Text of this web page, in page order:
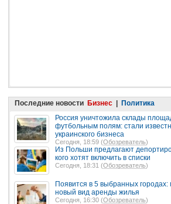
Последние новости Бизнес
Политика
Россия уничтожила склады
футбольным полям: стали
украинского бизнеса
Сегодня, 18:59 (Обозреватель)
Из Польши предлагают
кого хотят включить в списки
Сегодня, 18:31 (Обозреватель)
Появится в 5 выбранных городах:
новый вид аренды жилья
Сегодня, 16:30 (Обозреватель)